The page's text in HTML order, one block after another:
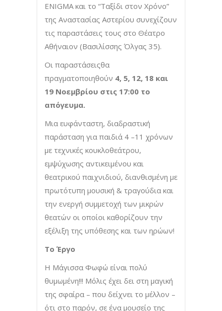
ENIGMA και το “Ταξίδι στον Χρόνο”
της Αναστασίας Αστερίου συνεχίζουν
τις παραστάσεις τους στο Θέατρο
Αθήναιον (Βασιλίσσης Όλγας 35).
Οι παραστάσειςθα
πραγματοποιηθούν 4, 5, 12, 18 και
19 Νοεμβρίου στις 17:00 το
απόγευμα.
Μια ευφάνταστη, διαδραστική
παράσταση για παιδιά 4 –11 χρόνων
με τεχνικές κουκλοθεάτρου,
εμψύχωσης αντικειμένου και
θεατρικού παιχνιδιού, διανθισμένη με
πρωτότυπη μουσική & τραγούδια και
την ενεργή συμμετοχή των μικρών
θεατών οι οποίοι καθορίζουν την
εξέλιξη της υπόθεσης και των ηρώων!
Το Έργο
Η Μάγισσα Φωφώ είναι πολύ
θυμωμένη!!! Μόλις έχει δει στη μαγική
της σφαίρα – που δείχνει το μέλλον –
ότι στο παρόν, σε ένα μουσείο της